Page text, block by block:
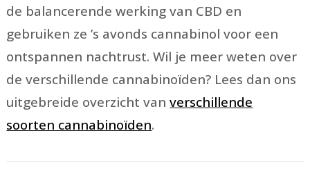
de balancerende werking van CBD en
gebruiken ze ’s avonds cannabinol voor een
ontspannen nachtrust. Wil je meer weten over
de verschillende cannabinoïden? Lees dan ons
uitgebreide overzicht vanverschillende
soorten cannabinoïden.